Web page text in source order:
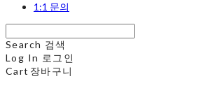
1:1 문의
Search 검색
Log In 로그인
Cart 장바구니